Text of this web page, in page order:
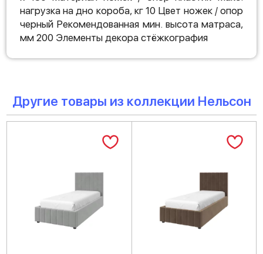
нагрузка на дно короба, кг 10 Цвет ножек / опор
черный Рекомендованная мин. высота матраса,
мм 200 Элементы декора стёжкография
Другие товары из коллекции Нельсон